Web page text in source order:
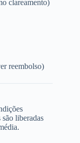
clareamento)
reembolso)
liberadas